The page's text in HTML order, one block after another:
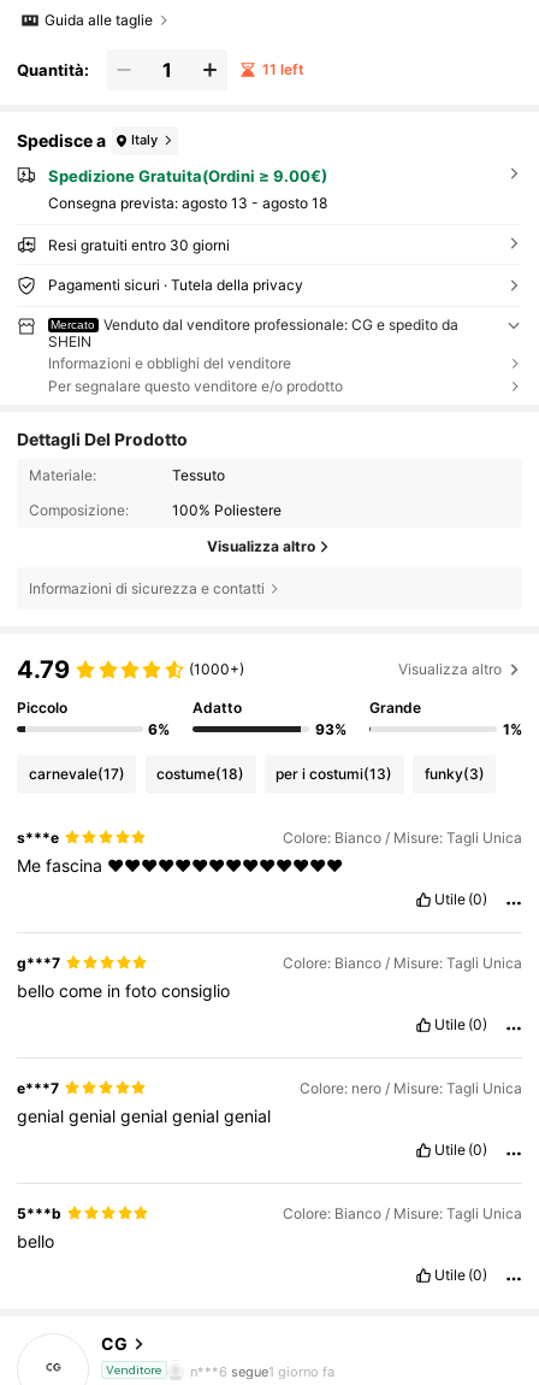
Guida alle taglie
Quantità: 11 left
Spedisce a Italy
Spedizione Gratuita(Ordini ≥ 9.00€)
Consegna prevista: agosto 13 - agosto 18
Resi gratuiti entro 30 giorni
Pagamenti sicuri · Tutela della privacy
Mercato
Venduto dal venditore professionale: CG e spedito da
SHEIN
Informazioni e obblighi del venditore
Per segnalare questo venditore e/o prodotto
Dettagli Del Prodotto
Materiale:
Tessuto
Composizione:
100% Poliestere
Visualizza altro
Informazioni di sicurezza e contatti
4.79 (1000+) Visualizza altro
Piccolo
6%
Adatto
93%
Grande
1%
carnevale(17) costume(18) per i costumi(13) funky(3)
s***e Colore: Bianco / Misure: Tagli Unica
Mefascina ❤️❤️❤️❤️❤️❤️❤️❤️❤️❤️❤️❤️❤️❤️
Utile (0)
g***7 Colore: Bianco / Misure: Tagli Unica
bellocome infotoconsiglio
Utile (0)
e***7 Colore: nero / Misure: Tagli Unica
genialgenialgenialgenialgenial
Utile (0)
5***b Colore: Bianco / Misure: Tagli Unica
bello
Utile (0)
CG
Venditore n***6 segue1 giorno fa